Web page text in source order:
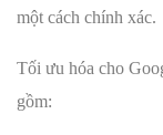
một cách chính xác.
Tối ưu hóa cho
gồm: